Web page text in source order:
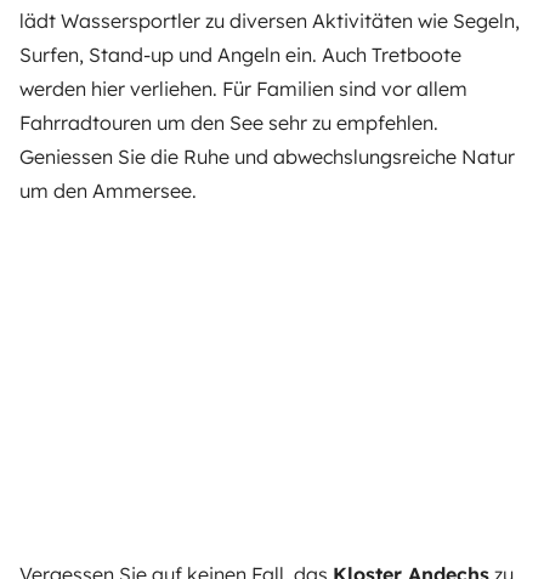
lädt Wassersportler zu diversen Aktivitäten wie Segeln,
Surfen, Stand-up und Angeln ein. Auch Tretboote
werden hier verliehen. Für Familien sind vor allem
Fahrradtouren um den See sehr zu empfehlen.
Geniessen Sie die Ruhe und abwechslungsreiche Natur
um den Ammersee.
Vergessen Sie auf keinen Fall, das Kloster Andechs zu